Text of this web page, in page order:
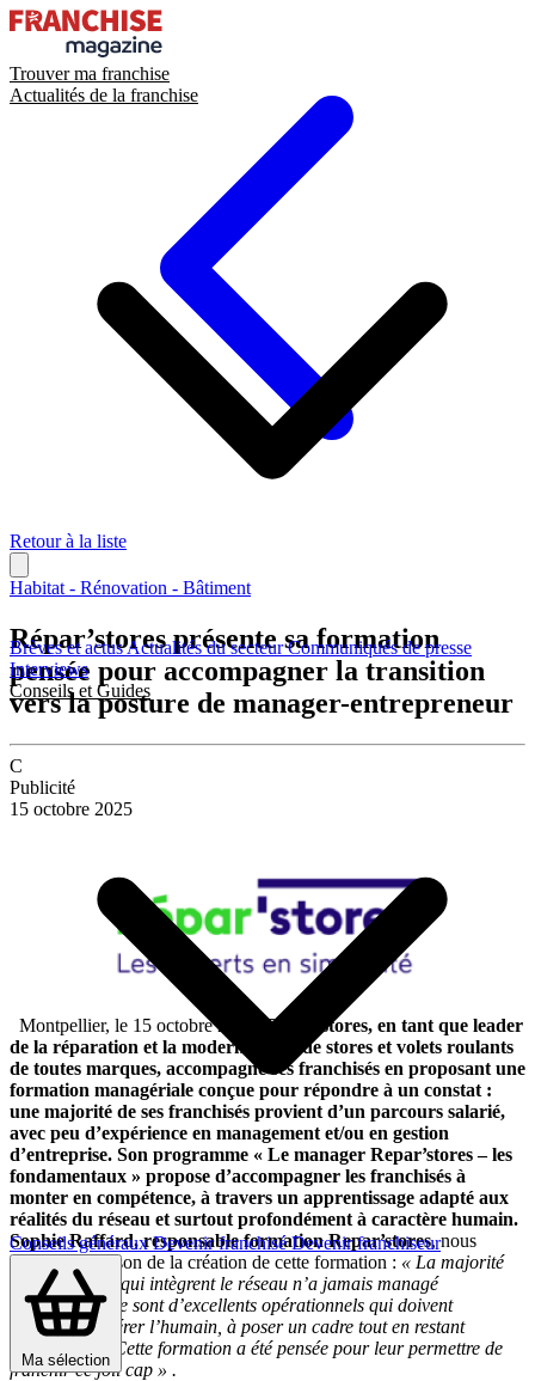
Trouver ma franchise
Actualités de la franchise
Brèves et actusActualités du secteurCommuniqués de presse
Interviews
Conseils et Guides
Conseils générauxDevenir franchiséDevenir franchiseur
Ma sélection
Retour à la liste
Habitat - Rénovation - Bâtiment
Répar’stores présente sa formation
pensée pour accompagner la transition
vers la posture de manager-entrepreneur
C
Publicité
15 octobre 2025
Montpellier, le 15 octobre 2025.
Repar’stores, en tant que leader
de la réparation et la modernisation de stores et volets roulants
de toutes marques, accompagne ses franchisés en proposant une
formation managériale conçue pour répondre à un constat :
une majorité de ses franchisés provient d’un parcours salarié,
avec peu d’expérience en management et/ou en gestion
d’entreprise. Son programme « Le manager Repar’stores – les
fondamentaux » propose d’accompagner les franchisés à
monter en compétence, à travers un apprentissage adapté aux
réalités du réseau et surtout profondément à caractère humain.
Sophie Raffard, responsable formation Repar’stores, nous
explique la raison de la création de cette formation : « La majorité
des franchisés qui intègrent le réseau n’a jamais managé
auparavant. Ce sont d’excellents opérationnels qui doivent
apprendre à gérer l’humain, à poser un cadre tout en restant
bienveillants. Cette formation a été pensée pour leur permettre de
franchir ce joli cap » .